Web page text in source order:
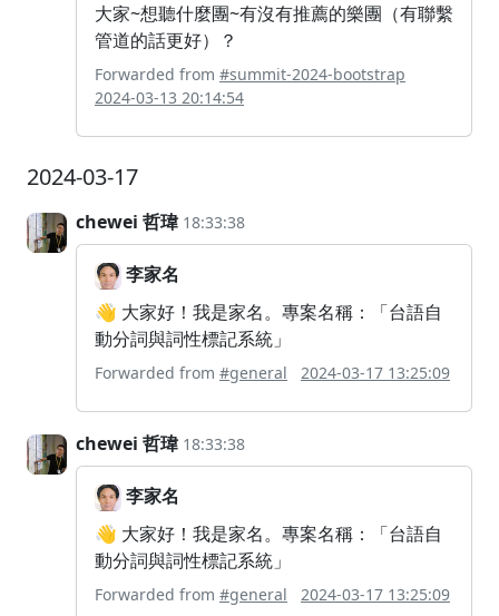
大家~想聽什麼團~有沒有推薦的樂團（有聯繫
管道的話更好）？
Forwarded from #summit-2024-bootstrap
2024-03-13 20:14:54
2024-03-17
chewei 哲瑋 18:33:38
李家名
👋 大家好！我是家名。專案名稱：「台語自
動分詞與詞性標記系統」
Forwarded from #general 2024-03-17 13:25:09
chewei 哲瑋 18:33:38
李家名
👋 大家好！我是家名。專案名稱：「台語自
動分詞與詞性標記系統」
Forwarded from #general 2024-03-17 13:25:09